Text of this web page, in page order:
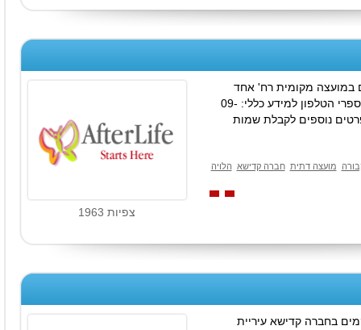
צפיות 1963
במועצה מקומית רח' אחד
העם 34 עיריית ת"א מיקוד 45930 מספרי הטלפון למידע כללי: 09-
. לחץ על פרטים נוספים לקבלת שמות
הלויה חברה קדישא מועצה דתית
בחברה קדישא עיריית